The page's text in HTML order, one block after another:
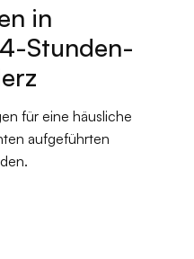
in
Stunden-
für eine häusliche
aufgeführten